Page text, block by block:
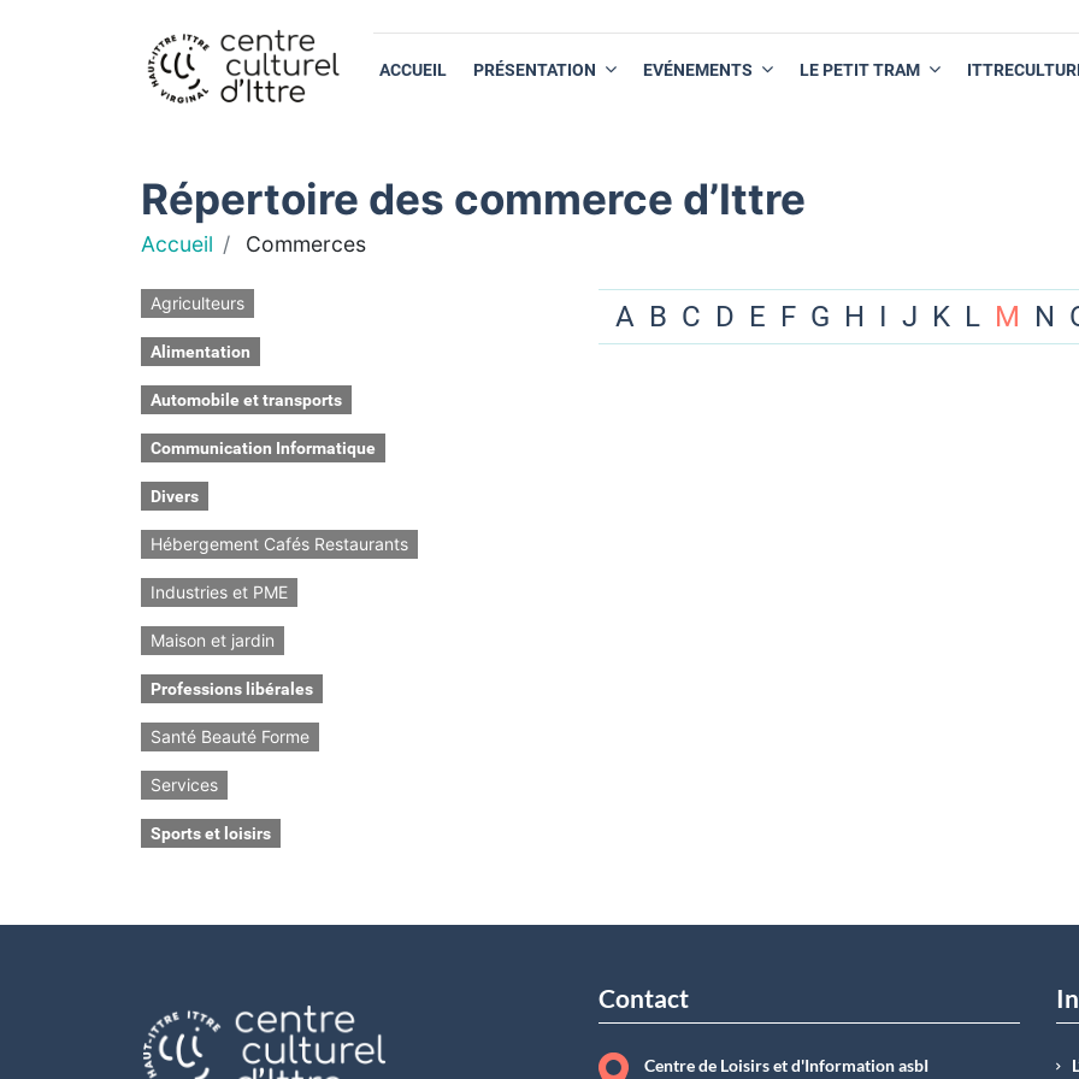
ACCUEIL PRÉSENTATION EVÉNEMENTS LE PETIT TRAM
Répertoire des commerce d’Ittre
Accueil Commerces
Agriculteurs
Alimentation
Automobile et transports
Communication Informatique
Divers
Hébergement Cafés Restaurants
Industries et PME
Maison et jardin
Professions libérales
Santé Beauté Forme
Services
Sports et loisirs
A B C D E F G H I J K L M N
Contact
Centre de Loisirs et d'Information asbI